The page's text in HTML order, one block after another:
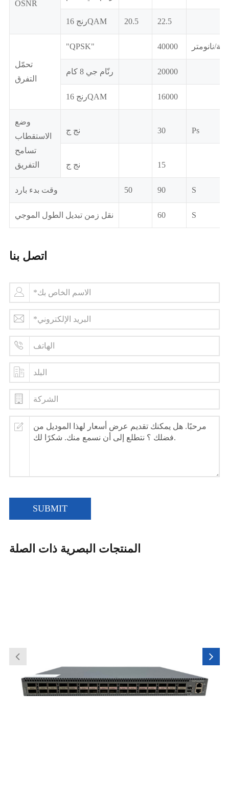
OSNR
رنج 16QAM 20.5 22.5
تحمّل
التفرق
"QPSK" 40000 نانومتر
رنّام جي 8 كام 20000
رنج 16QAM 16000
وضع
الاستقطاب
تسامح
التفريق
نج ج 30 Ps
نج ج 15
وقت بدء بارد 50 90 S
نقل زمن تبديل الطول الموجي 60 S
اتصل بنا
SUBMIT
المنتجات البصرية ذات الصلة